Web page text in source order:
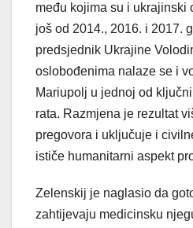
među kojima su i ukrajinski
još od 2014., 2016. i 2017.
predsjednik Ukrajine
oslobođenima nalaze se i
Mariupolj u jednoj od
rata. Razmjena je rezultat
pregovora i uključuje i
ističe humanitarni aspekt
Zelenskij je naglasio da
zahtijevaju medicinsku